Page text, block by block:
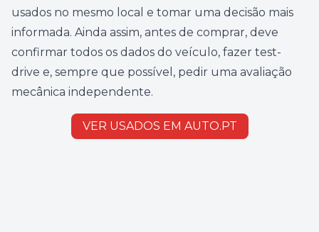
usados no mesmo local e tomar uma decisão mais
informada. Ainda assim, antes de comprar, deve
confirmar todos os dados do veículo, fazer test-
drive e, sempre que possível, pedir uma avaliação
mecânica independente.
VER USADOS EM AUTO.PT